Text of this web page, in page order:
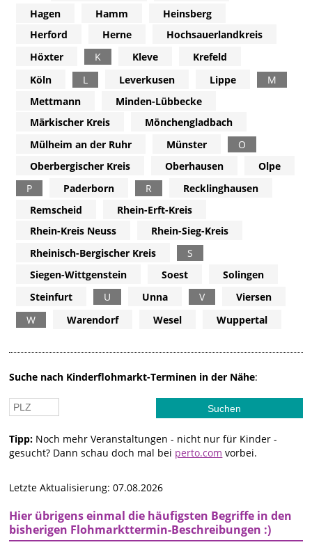
Hagen
Hamm
Heinsberg
Herford
Herne
Hochsauerlandkreis
Höxter
K Kleve
Krefeld
Köln
L Leverkusen Lippe
M
Mettmann
Minden-Lübbecke
Märkischer Kreis
Mönchengladbach
Mülheim an der Ruhr
Münster
O
Oberbergischer Kreis
Oberhausen
Olpe
P
Paderborn R
Recklinghausen
Remscheid
Rhein-Erft-Kreis
Rhein-Kreis Neuss
Rhein-Sieg-Kreis
Rheinisch-Bergischer Kreis
S
Siegen-Wittgenstein
Soest
Solingen
Steinfurt
U Unna V
Viersen
W
Warendorf Wesel Wuppertal
Suche nach Kinderflohmarkt-Terminen in der Nähe:
Tipp: Noch mehr Veranstaltungen - nicht nur für Kinder -
gesucht? Dann schau doch mal bei perto.com vorbei.
Letzte Aktualisierung: 07.08.2026
Hier übrigens einmal die häufigsten Begriffe in den
bisherigen Flohmarkttermin-Beschreibungen :)